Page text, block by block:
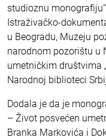
studioznu
Istraživačko-
u Beogradu, Muzeju
narodnom pozorištu u
umetničkim društvima
Narodnoj biblioteci
Dodala je da je
– Život posvećen
Branka Markovića i